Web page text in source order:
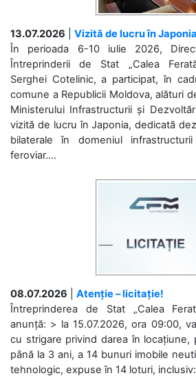
13.07.2026
Vizită de lucru în Japonia
În perioada 6-10 iulie 2026,
Întreprinderii de Stat „Calea
Serghei Cotelinic, a participat, în
comune a Republicii Moldova, alături
Ministerului Infrastructurii și
vizită de lucru în Japonia, dedicată
bilaterale în domeniul
feroviar....
08.07.2026
Atenție – licitație!
Întreprinderea de Stat „Calea
anunță: > la 15.07.2026, ora 09:00,
cu strigare privind darea în
până la 3 ani, a 14 bunuri imobile
tehnologic, expuse în 14 loturi,